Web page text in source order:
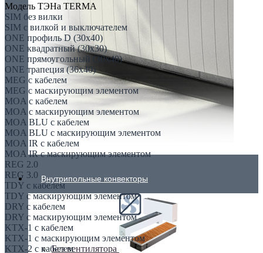
Внутрипольные конвекторы
Без вентилятора
Модель ТЭНа TERMA
SIM без вилки
SIM с вилкой и выключателем
ONE профиль D (30х40)
ONE квадратный (30х30)
ONE прямоугольный (30х40)
ONE трапеция (36х40)
MEG с кабелем
MEG с маскирующим элементом
MOA с кабелем
MOA с маскирующим элементом
MOA BLU с кабелем
MOA BLU с маскирующим элементом
MOA IR с кабелем
MOA IR с маскирующим элементом
REG 2.0
REG 3.0
TDY с кабелем
TDY с маскирующим элементом
DRY с кабелем
DRY с маскирующим элементом
KTX-1 с кабелем
KTX-1 с маскирующим элементом
KTX-2 с кабелем